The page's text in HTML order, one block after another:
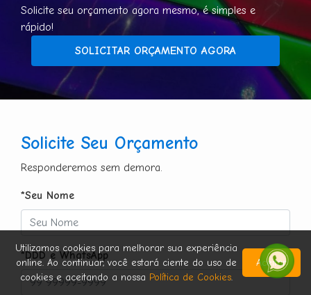
Solicite seu orçamento agora mesmo, é simples e
rápido!
SOLICITAR ORÇAMENTO AGORA
Solicite Seu Orçamento
Responderemos sem demora.
*Seu Nome
*DDD e WhatsApp
Utilizamos cookies para melhorar sua experiência
online. Ao continuar, você estará ciente do uso de
cookies e aceitando a nossa Política de Cookies.
Aceitar